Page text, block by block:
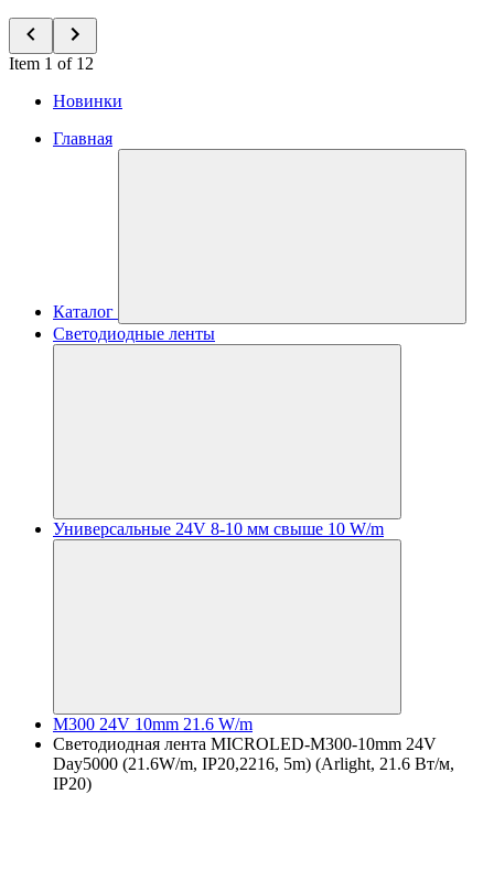
Item 1 of 12
Новинки
Главная
Каталог
Светодиодные ленты
Универсальные 24V 8-10 мм свыше 10 W/m
M300 24V 10mm 21.6 W/m
Светодиодная лента MICROLED-M300-10mm 24V
Day5000 (21.6W/m, IP20,2216, 5m) (Arlight, 21.6 Вт/м,
IP20)